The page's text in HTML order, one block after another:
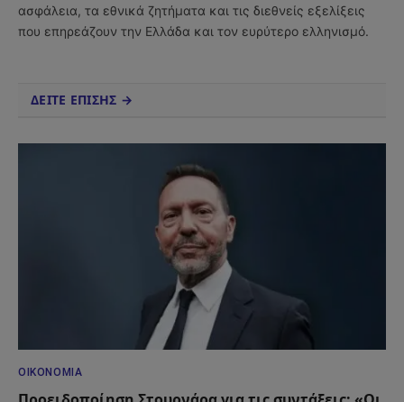
ασφάλεια, τα εθνικά ζητήματα και τις διεθνείς εξελίξεις
που επηρεάζουν την Ελλάδα και τον ευρύτερο ελληνισμό.
ΔΕΙΤΕ ΕΠΙΣΗΣ →
ΟΙΚΟΝΟΜΊΑ